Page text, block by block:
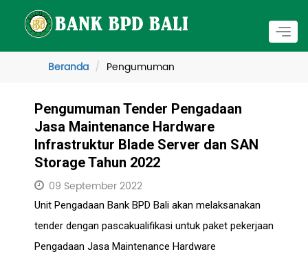
Beranda
Pengumuman
Pengumuman Tender Pengadaan
Jasa Maintenance Hardware
Infrastruktur Blade Server dan SAN
Storage Tahun 2022
09 September 2022
Unit Pengadaan Bank BPD Bali akan melaksanakan
tender dengan pascakualifikasi untuk paket pekerjaan
Pengadaan Jasa Maintenance Hardware